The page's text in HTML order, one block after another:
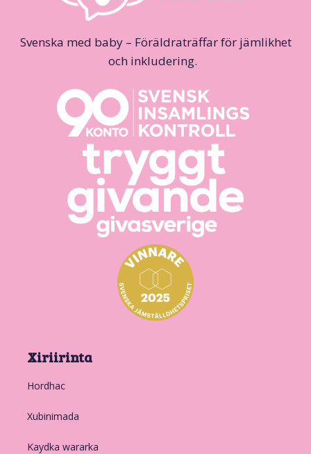
Svenska med baby – Föräldraträffar för jämlikhet
och inkludering.
Xiriirinta
Hordhac
Xubinimada
Kaydka wararka